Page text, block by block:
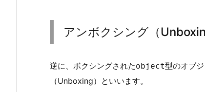
ン
アンボクシング（
逆に、ボクシングされたobject型のオブ
（Unboxing）といいます。